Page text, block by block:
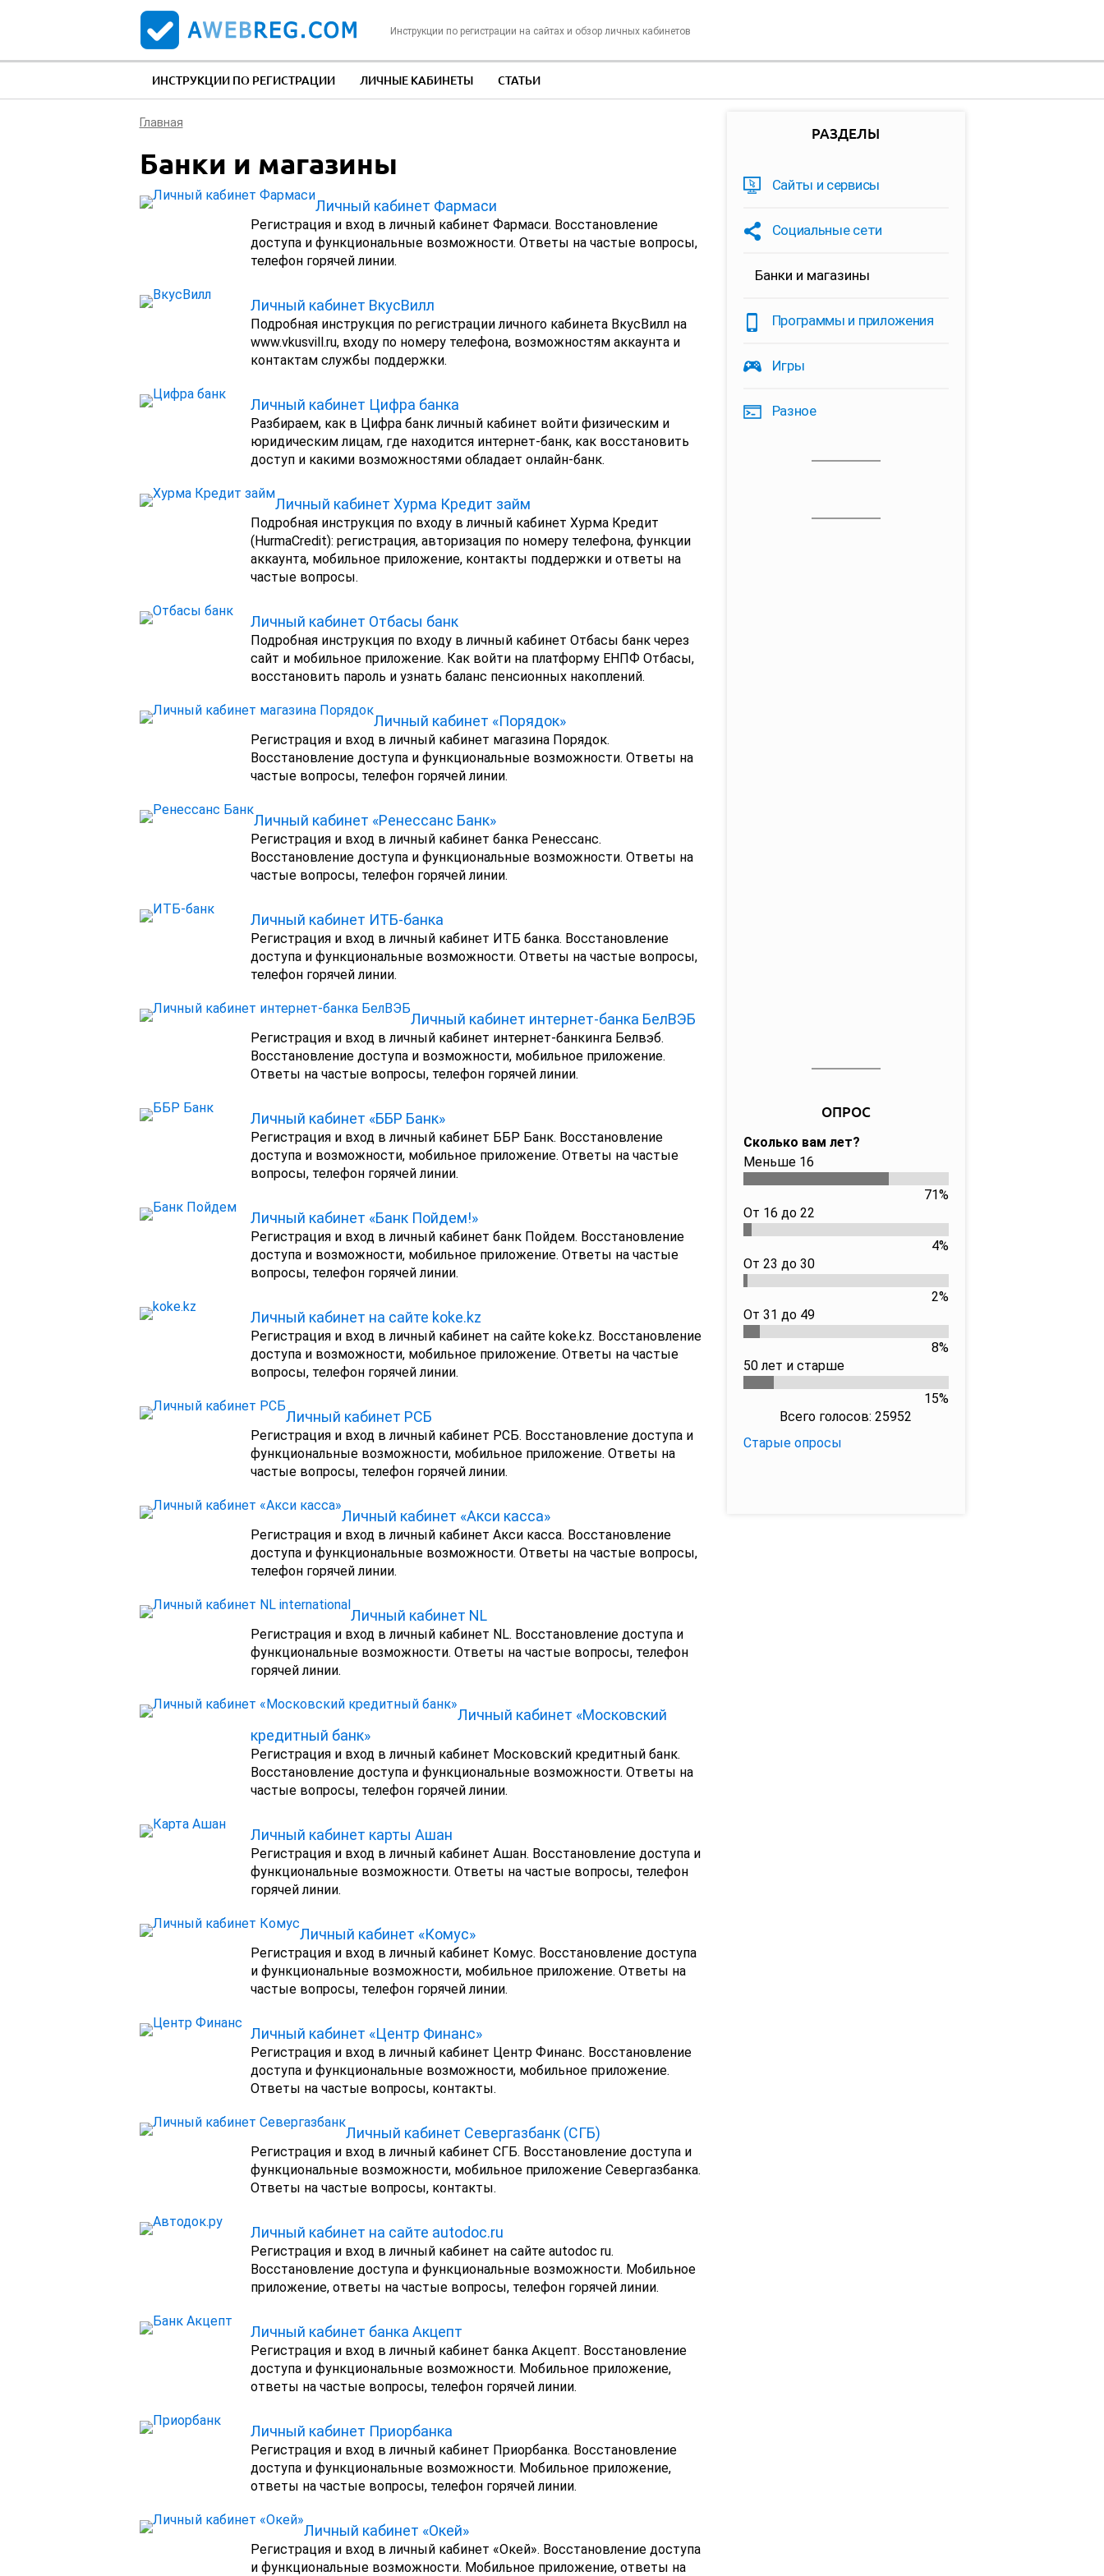
Инструкции по регистрации на сайтах и обзор личных кабинетов
ИНСТРУКЦИИ ПО РЕГИСТРАЦИИ ЛИЧНЫЕ КАБИНЕТЫ СТАТЬИ
Главная
Банки и магазины
Личный кабинет Фармаси
Регистрация и вход в личный кабинет Фармаси. Восстановление
доступа и функциональные возможности. Ответы на частые вопросы,
телефон горячей линии.
Личный кабинет ВкусВилл
Подробная инструкция по регистрации личного кабинета ВкусВилл на
www.vkusvill.ru, входу по номеру телефона, возможностям аккаунта и
контактам службы поддержки.
Личный кабинет Цифра банка
Разбираем, как в Цифра банк личный кабинет войти физическим и
юридическим лицам, где находится интернет-банк, как восстановить
доступ и какими возможностями обладает онлайн-банк.
Личный кабинет Хурма Кредит займ
Подробная инструкция по входу в личный кабинет Хурма Кредит
(HurmaCredit): регистрация, авторизация по номеру телефона, функции
аккаунта, мобильное приложение, контакты поддержки и ответы на
частые вопросы.
Личный кабинет Отбасы банк
Подробная инструкция по входу в личный кабинет Отбасы банк через
сайт и мобильное приложение. Как войти на платформу ЕНПФ Отбасы,
восстановить пароль и узнать баланс пенсионных накоплений.
Личный кабинет «Порядок»
Регистрация и вход в личный кабинет магазина Порядок.
Восстановление доступа и функциональные возможности. Ответы на
частые вопросы, телефон горячей линии.
Личный кабинет «Ренессанс Банк»
Регистрация и вход в личный кабинет банка Ренессанс.
Восстановление доступа и функциональные возможности. Ответы на
частые вопросы, телефон горячей линии.
Личный кабинет ИТБ-банка
Регистрация и вход в личный кабинет ИТБ банка. Восстановление
доступа и функциональные возможности. Ответы на частые вопросы,
телефон горячей линии.
Личный кабинет интернет-банка БелВЭБ
Регистрация и вход в личный кабинет интернет-банкинга Белвэб.
Восстановление доступа и возможности, мобильное приложение.
Ответы на частые вопросы, телефон горячей линии.
Личный кабинет «ББР Банк»
Регистрация и вход в личный кабинет ББР Банк. Восстановление
доступа и возможности, мобильное приложение. Ответы на частые
вопросы, телефон горячей линии.
Личный кабинет «Банк Пойдем!»
Регистрация и вход в личный кабинет банк Пойдем. Восстановление
доступа и возможности, мобильное приложение. Ответы на частые
вопросы, телефон горячей линии.
Личный кабинет на сайте koke.kz
Регистрация и вход в личный кабинет на сайте koke.kz. Восстановление
доступа и возможности, мобильное приложение. Ответы на частые
вопросы, телефон горячей линии.
Личный кабинет РСБ
Регистрация и вход в личный кабинет РСБ. Восстановление доступа и
функциональные возможности, мобильное приложение. Ответы на
частые вопросы, телефон горячей линии.
Личный кабинет «Акси касса»
Регистрация и вход в личный кабинет Акси касса. Восстановление
доступа и функциональные возможности. Ответы на частые вопросы,
телефон горячей линии.
Личный кабинет NL
Регистрация и вход в личный кабинет NL. Восстановление доступа и
функциональные возможности. Ответы на частые вопросы, телефон
горячей линии.
Личный кабинет «Московский
кредитный банк»
Регистрация и вход в личный кабинет Московский кредитный банк.
Восстановление доступа и функциональные возможности. Ответы на
частые вопросы, телефон горячей линии.
Личный кабинет карты Ашан
Регистрация и вход в личный кабинет Ашан. Восстановление доступа и
функциональные возможности. Ответы на частые вопросы, телефон
горячей линии.
Личный кабинет «Комус»
Регистрация и вход в личный кабинет Комус. Восстановление доступа
и функциональные возможности, мобильное приложение. Ответы на
частые вопросы, телефон горячей линии.
Личный кабинет «Центр Финанс»
Регистрация и вход в личный кабинет Центр Финанс. Восстановление
доступа и функциональные возможности, мобильное приложение.
Ответы на частые вопросы, контакты.
Личный кабинет Севергазбанк (СГБ)
Регистрация и вход в личный кабинет СГБ. Восстановление доступа и
функциональные возможности, мобильное приложение Севергазбанка.
Ответы на частые вопросы, контакты.
Личный кабинет на сайте autodoc.ru
Регистрация и вход в личный кабинет на сайте autodoc ru.
Восстановление доступа и функциональные возможности. Мобильное
приложение, ответы на частые вопросы, телефон горячей линии.
Личный кабинет банка Акцепт
Регистрация и вход в личный кабинет банка Акцепт. Восстановление
доступа и функциональные возможности. Мобильное приложение,
ответы на частые вопросы, телефон горячей линии.
Личный кабинет Приорбанка
Регистрация и вход в личный кабинет Приорбанка. Восстановление
доступа и функциональные возможности. Мобильное приложение,
ответы на частые вопросы, телефон горячей линии.
Личный кабинет «Окей»
Регистрация и вход в личный кабинет «Окей». Восстановление доступа
и функциональные возможности. Мобильное приложение, ответы на
РАЗДЕЛЫ
Сайты и сервисы
Социальные сети
Банки и магазины
Программы и приложения
Игры
Разное
ОПРОС
Сколько вам лет?
Меньше 16
71%
От 16 до 22
4%
От 23 до 30
2%
От 31 до 49
8%
50 лет и старше
15%
Всего голосов: 25952
Старые опросы